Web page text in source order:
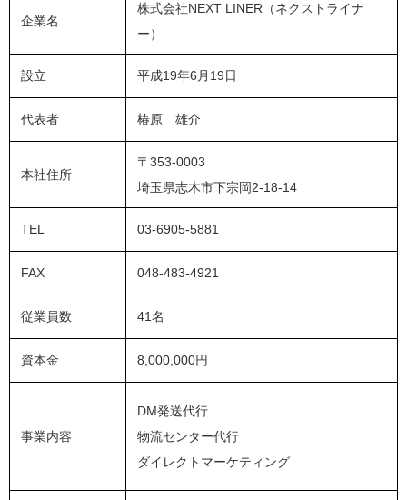
企業名
株式会社NEXT LINER（ネクストライナ
ー）
設立 平成19年6月19日
代表者 椿原 雄介
本社住所
〒353-0003
埼玉県志木市下宗岡2-18-14
TEL 03-6905-5881
FAX 048-483-4921
従業員数 41名
資本金 8,000,000円
事業内容
DM発送代行
物流センター代行
ダイレクトマーケティング